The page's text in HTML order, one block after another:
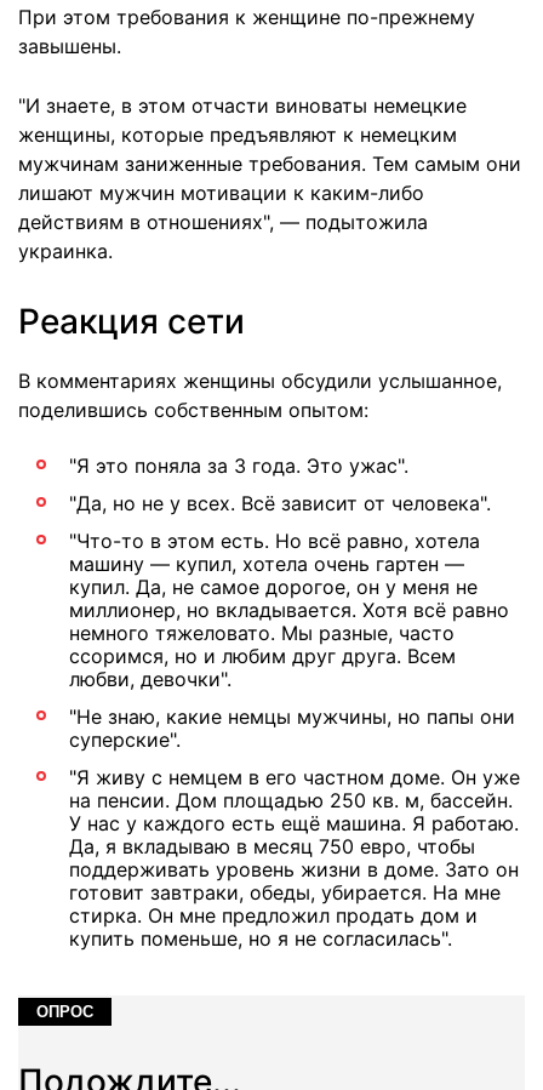
При этом требования к женщине по-прежнему
завышены.
"И знаете, в этом отчасти виноваты немецкие
женщины, которые предъявляют к немецким
мужчинам заниженные требования. Тем самым они
лишают мужчин мотивации к каким-либо
действиям в отношениях", — подытожила
украинка.
Реакция сети
В комментариях женщины обсудили услышанное,
поделившись собственным опытом:
"Я это поняла за 3 года. Это ужас".
"Да, но не у всех. Всё зависит от человека".
"Что-то в этом есть. Но всё равно, хотела
машину — купил, хотела очень гартен —
купил. Да, не самое дорогое, он у меня не
миллионер, но вкладывается. Хотя всё равно
немного тяжеловато. Мы разные, часто
ссоримся, но и любим друг друга. Всем
любви, девочки".
"Не знаю, какие немцы мужчины, но папы они
суперские".
"Я живу с немцем в его частном доме. Он уже
на пенсии. Дом площадью 250 кв. м, бассейн.
У нас у каждого есть ещё машина. Я работаю.
Да, я вкладываю в месяц 750 евро, чтобы
поддерживать уровень жизни в доме. Зато он
готовит завтраки, обеды, убирается. На мне
стирка. Он мне предложил продать дом и
купить поменьше, но я не согласилась".
ОПРОС